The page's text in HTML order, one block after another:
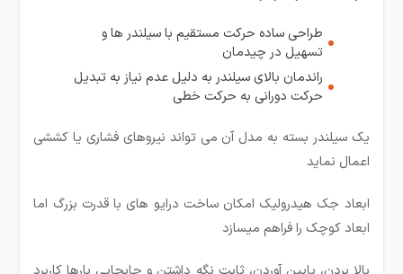
طراحی ساده حرکت مستقیم با سیلندر ها و
تسهیل در چیدمان
راندمان بالای سیلندر به دلیل عدم نیاز به تبدیل
حرکت دورانی به حرکت خطی
یک سیلندر بسته به مدل آن می تواند نیروهای فشاری یا کششی
اعمال نماید
ابعاد جک هیدرولیک امکان ساخت درایو های با قدرت بزرگ اما
ابعاد کوچک را فراهم میسازد